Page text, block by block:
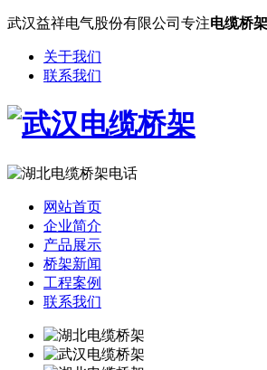
武汉益祥电气股份有限公司专注电缆桥架
关于我们
联系我们
网站首页
企业简介
产品展示
桥架新闻
工程案例
联系我们